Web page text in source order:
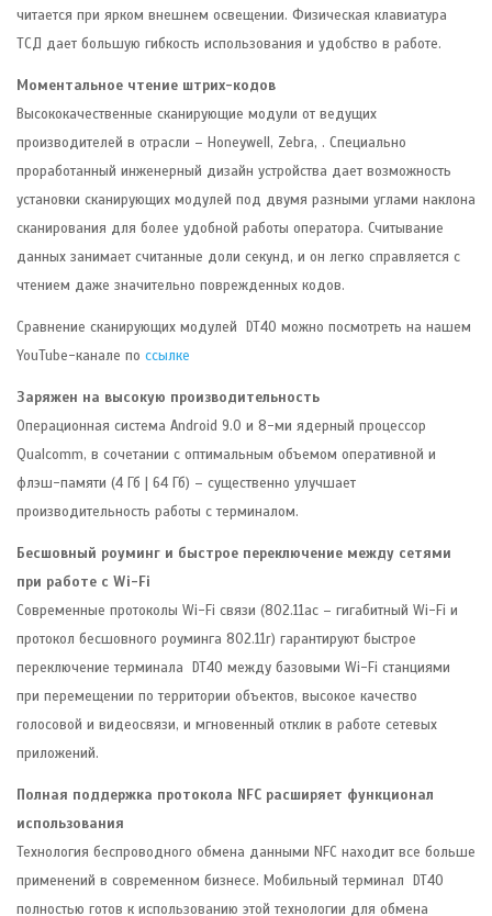
читается при ярком внешнем освещении. Физическая клавиатура
ТСД дает большую гибкость использования и удобство в работе.
Моментальное чтение штрих-кодов
Высококачественные сканирующие модули от ведущих
производителей в отрасли – Honeywell, Zebra, . Специально
проработанный инженерный дизайн устройства дает возможность
установки сканирующих модулей под двумя разными углами наклона
сканирования для более удобной работы оператора. Считывание
данных занимает считанные доли секунд, и он легко справляется с
чтением даже значительно поврежденных кодов.
Сравнение сканирующих модулей DT40 можно посмотреть на нашем
YouTube-канале по ссылке
Заряжен на высокую производительность
Операционная система Android 9.0 и 8-ми ядерный процессор
Qualcomm, в сочетании с оптимальным объемом оперативной и
флэш-памяти (4 Гб | 64 Гб) – существенно улучшает
производительность работы c терминалом.
Бесшовный роуминг и быстрое переключение между сетями
при работе с Wi-Fi
Современные протоколы Wi-Fi связи (802.11ac – гигабитный Wi-Fi и
протокол бесшовного роуминга 802.11r) гарантируют быстрое
переключение терминала DT40 между базовыми Wi-Fi станциями
при перемещении по территории объектов, высокое качество
голосовой и видеосвязи, и мгновенный отклик в работе сетевых
приложений.
Полная поддержка протокола NFC расширяет функционал
использования
Технология беспроводного обмена данными NFC находит все больше
применений в современном бизнесе. Мобильный терминал DT40
полностью готов к использованию этой технологии для обмена